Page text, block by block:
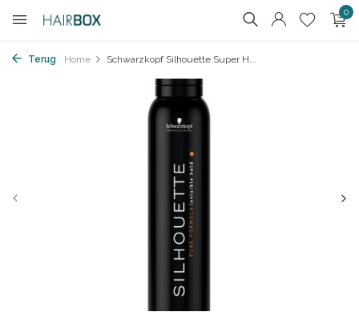
0
Terug Home Schwarzkopf Silhouette Super H...